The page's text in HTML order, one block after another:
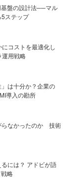
盤の設計法──マル
ステップ
コストを最適化し
運用戦略
は十分か？企業の
導入の勘所
らなかったのか 技術
るには？ アドビが語
略